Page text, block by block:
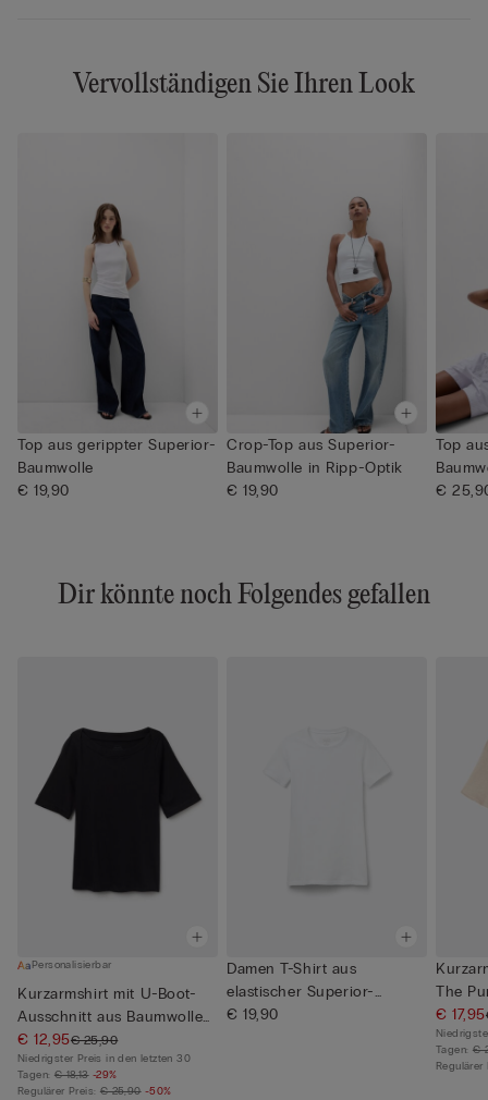
Vervollständigen Sie Ihren Look
Top aus gerippter Superior-
Baumwolle
€ 19,90
Crop-Top aus Superior-
Baumwolle in Ripp-Optik
€ 19,90
Top
€
Dir könnte noch Folgendes gefallen
Personalisierbar
Kurzarmshirt mit U-Boot-
Ausschnitt aus Baumwolle
U...
€ 12,95€ 25,90
Niedrigster Preis in den letzten 30
Tagen: € 18,13 -29%
Regulärer Preis: € 25,90 -50%
Damen T-Shirt aus
elastischer Superior-
Baumwolle
€ 19,90
The
€ 17,95
Tagen: €